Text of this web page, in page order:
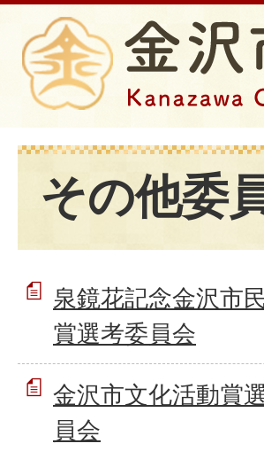
その他委
泉鏡花記念金沢市
賞選考委員会
金沢市文化活動賞
員会